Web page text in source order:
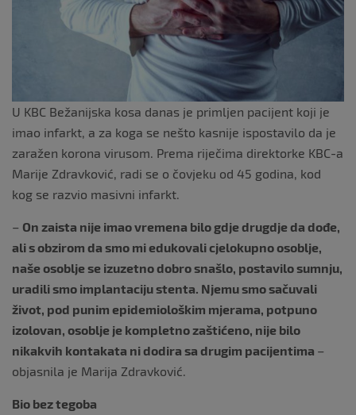
U KBC Bežanijska kosa danas je primljen pacijent koji je
imao infarkt, a za koga se nešto kasnije ispostavilo da je
zaražen korona virusom. Prema riječima direktorke KBC-a
Marije Zdravković, radi se o čovjeku od 45 godina, kod
kog se razvio masivni infarkt.
– On zaista nije imao vremena bilo gdje drugdje da dođe,
ali s obzirom da smo mi edukovali cjelokupno osoblje,
naše osoblje se izuzetno dobro snašlo, postavilo sumnju,
uradili smo implantaciju stenta. Njemu smo sačuvali
život, pod punim epidemiološkim mjerama, potpuno
izolovan, osoblje je kompletno zaštićeno, nije bilo
nikakvih kontakata ni dodira sa drugim pacijentima –
objasnila je Marija Zdravković.
Bio bez tegoba